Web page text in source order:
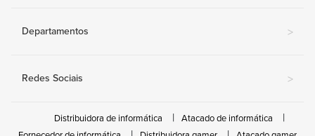
Departamentos >
Redes Sociais >
Distribuidora de informática
Atacado de informática